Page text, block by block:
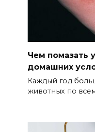
Чем помазать
домашних
Каждый год
животных по